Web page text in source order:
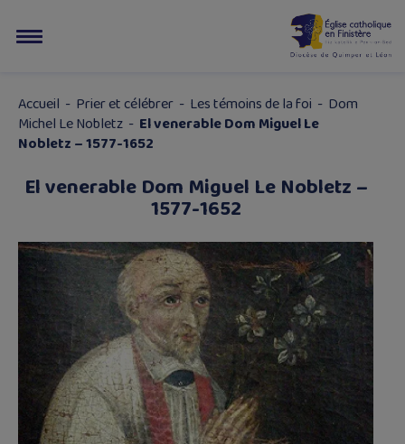
Accueil - Prier et célébrer - Les témoins de la foi - Dom
Michel Le Nobletz - El venerable Dom Miguel Le
Nobletz – 1577-1652
El venerable Dom Miguel Le Nobletz –
1577-1652